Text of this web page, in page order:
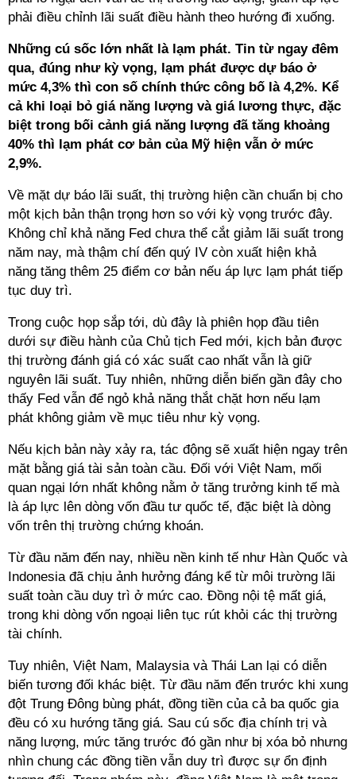
phải điều chỉnh lãi suất điều hành theo hướng đi xuống.
Những cú sốc lớn nhất là lạm phát. Tin từ ngay đêm
qua, đúng như kỳ vọng, lạm phát được dự báo ở
mức 4,3% thì con số chính thức công bố là 4,2%. Kể
cả khi loại bỏ giá năng lượng và giá lương thực, đặc
biệt trong bối cảnh giá năng lượng đã tăng khoảng
40% thì lạm phát cơ bản của Mỹ hiện vẫn ở mức
2,9%.
Về mặt dự báo lãi suất, thị trường hiện cần chuẩn bị cho
một kịch bản thận trọng hơn so với kỳ vọng trước đây.
Không chỉ khả năng Fed chưa thể cắt giảm lãi suất trong
năm nay, mà thậm chí đến quý IV còn xuất hiện khả
năng tăng thêm 25 điểm cơ bản nếu áp lực lạm phát tiếp
tục duy trì.
Trong cuộc họp sắp tới, dù đây là phiên họp đầu tiên
dưới sự điều hành của Chủ tịch Fed mới, kịch bản được
thị trường đánh giá có xác suất cao nhất vẫn là giữ
nguyên lãi suất. Tuy nhiên, những diễn biến gần đây cho
thấy Fed vẫn để ngỏ khả năng thắt chặt hơn nếu lạm
phát không giảm về mục tiêu như kỳ vọng.
Nếu kịch bản này xảy ra, tác động sẽ xuất hiện ngay trên
mặt bằng giá tài sản toàn cầu. Đối với Việt Nam, mối
quan ngại lớn nhất không nằm ở tăng trưởng kinh tế mà
là áp lực lên dòng vốn đầu tư quốc tế, đặc biệt là dòng
vốn trên thị trường chứng khoán.
Từ đầu năm đến nay, nhiều nền kinh tế như Hàn Quốc và
Indonesia đã chịu ảnh hưởng đáng kể từ môi trường lãi
suất toàn cầu duy trì ở mức cao. Đồng nội tệ mất giá,
trong khi dòng vốn ngoại liên tục rút khỏi các thị trường
tài chính.
Tuy nhiên, Việt Nam, Malaysia và Thái Lan lại có diễn
biến tương đối khác biệt. Từ đầu năm đến trước khi xung
đột Trung Đông bùng phát, đồng tiền của cả ba quốc gia
đều có xu hướng tăng giá. Sau cú sốc địa chính trị và
năng lượng, mức tăng trước đó gần như bị xóa bỏ nhưng
nhìn chung các đồng tiền vẫn duy trì được sự ổn định